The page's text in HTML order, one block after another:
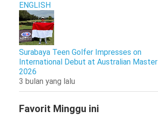
ENGLISH
Surabaya Teen Golfer Impresses on
International Debut at Australian Master
2026
3 bulan yang lalu
Favorit Minggu ini